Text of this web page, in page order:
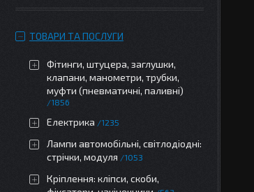
ТОВАРИ ТА ПОСЛУГИ
Фітинги, штуцера, заглушки,
клапани, манометри, трубки,
муфти (пневматичні, паливні)
1856
Електрика 1235
Лампи автомобільні, світлодіодні:
стрічки, модуля
1053
Кріплення: кліпси, скоби,